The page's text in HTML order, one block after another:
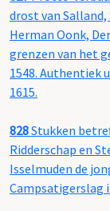
drost van
Herman Oonk,
grenzen van het
1548. Authentiek
1615.
828Stukken
Ridderschap en
Isselmuden de
Campsatigerslag